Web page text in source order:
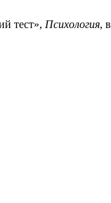
тест», Психология,